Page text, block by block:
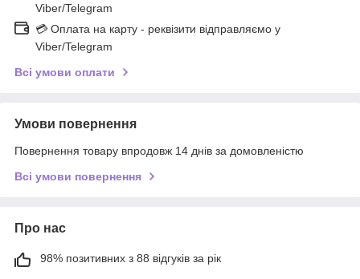
Viber/Telegram
💳 Оплата на карту - реквізити відправляємо у
Viber/Telegram
Всі умови оплати
Умови повернення
Повернення товару впродовж 14 днів за домовленістю
Всі умови повернення
Про нас
98% позитивних з 88 відгуків за рік